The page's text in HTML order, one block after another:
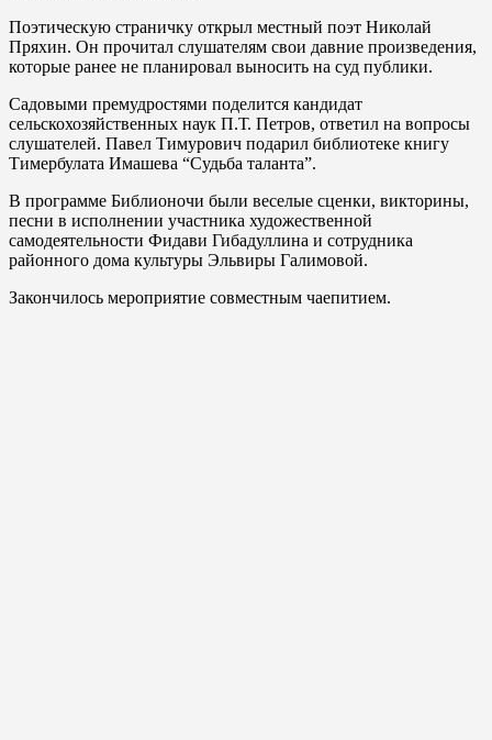
Поэтическую страничку открыл местный поэт Николай
Пряхин. Он прочитал слушателям свои давние произведения,
которые ранее не планировал выносить на суд публики.
Садовыми премудростями поделится кандидат
сельскохозяйственных наук П.Т. Петров, ответил на вопросы
слушателей. Павел Тимурович подарил библиотеке книгу
Тимербулата Имашева “Судьба таланта”.
В программе Библионочи были веселые сценки, викторины,
песни в исполнении участника художественной
самодеятельности Фидави Гибадуллина и сотрудника
районного дома культуры Эльвиры Галимовой.
Закончилось мероприятие совместным чаепитием.